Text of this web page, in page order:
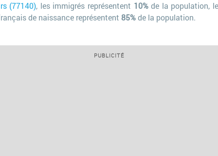
(77140), les immigrés représentent 10%de la population,
de naissance représentent 85%de la population.
PUBLICITÉ